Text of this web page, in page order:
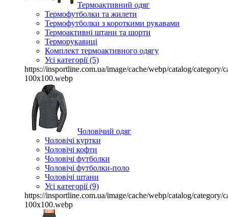
Термоактивний одяг
Термофутболки та жилети
Термофутболки з короткими рукавами
Термоактивні штани та шорти
Терморукавиці
Комплект термоактивного одягу
Усі категорії (5)
https://insportline.com.ua/image/cache/webp/catalog/category/
100x100.webp
Чоловічий одяг
Чоловічі куртки
Чоловічі кофти
Чоловічі футболки
Чоловічі футболки-поло
Чоловічі штани
Усі категорії (9)
https://insportline.com.ua/image/cache/webp/catalog/category/
100x100.webp